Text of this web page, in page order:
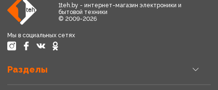
1teh.by - интернет-магазин электроники и
бытовой техники
© 2009-2026
Мы в социальных сетях
Разделы